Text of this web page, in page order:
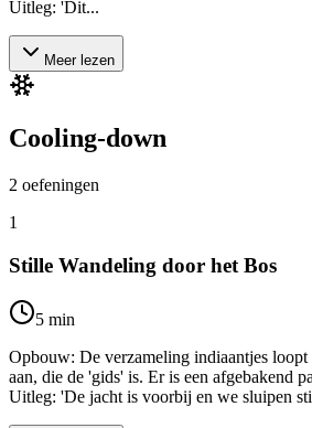
Uitleg: 'Dit...
Meer lezen
Cooling-down
2 oefeningen
1
Stille Wandeling door het Bos
5 min
Opbouw: De verzameling indiaantjes loopt
aan, die de 'gids' is. Er is een afgebakend
Uitleg: 'De jacht is voorbij en we sluipen